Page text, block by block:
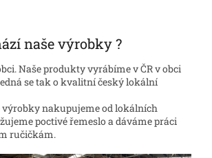
naše výrobky ?
Naše produkty vyrábíme v ČR v obci
se tak o kvalitní český lokální
výrobky nakupujeme od lokálních
poctivé řemeslo a dáváme práci
ručičkám.